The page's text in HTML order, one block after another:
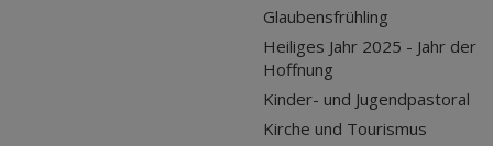
Glaubensfrühling
Heiliges Jahr 2025 - Jahr der
Hoffnung
Kinder- und Jugendpastoral
Kirche und Tourismus